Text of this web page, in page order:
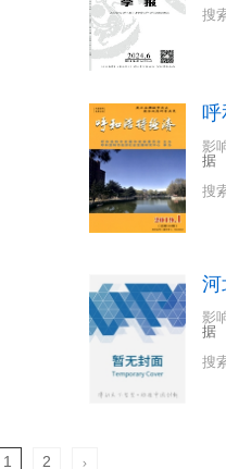
搜
呼
影
据
搜
河
影
据
搜
1 2 